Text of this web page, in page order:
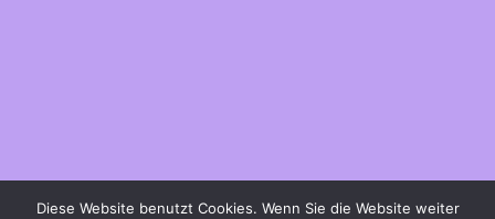
Diese Website benutzt Cookies. Wenn Sie die Website weiter